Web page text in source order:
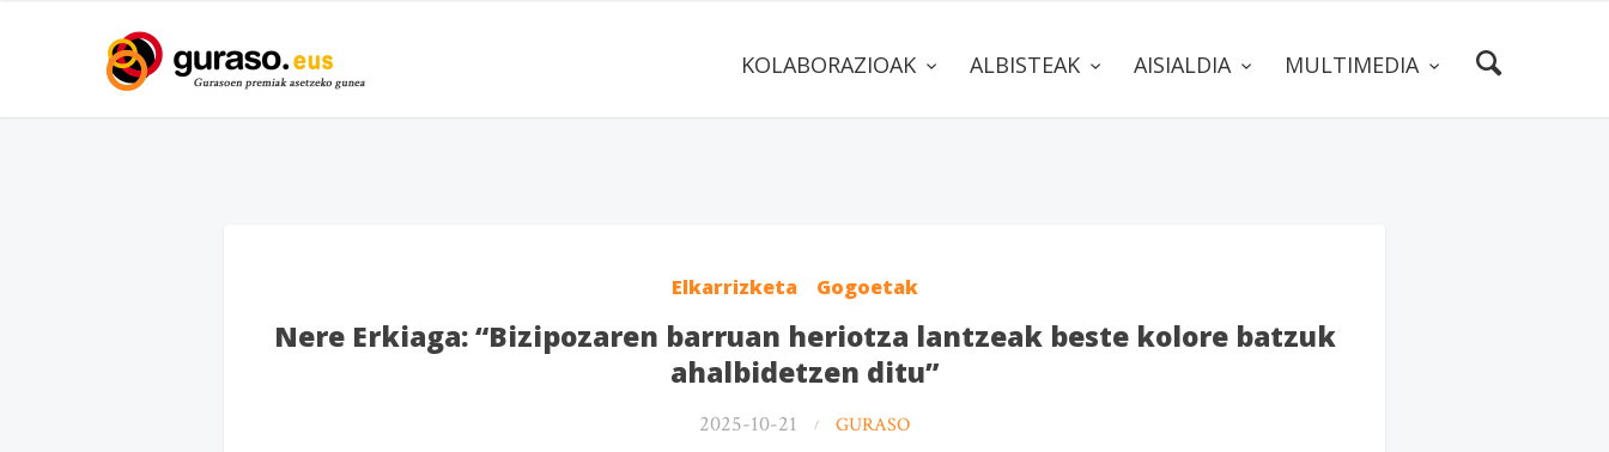
KOLABORAZIOAK ALBISTEAK AISIALDIA MULTIMEDIA
Elkarrizketa Gogoetak
Nere Erkiaga: “Bizipozaren barruan heriotza lantzeak beste kolore batzuk
ahalbidetzen ditu”
2025-10-21 GURASO